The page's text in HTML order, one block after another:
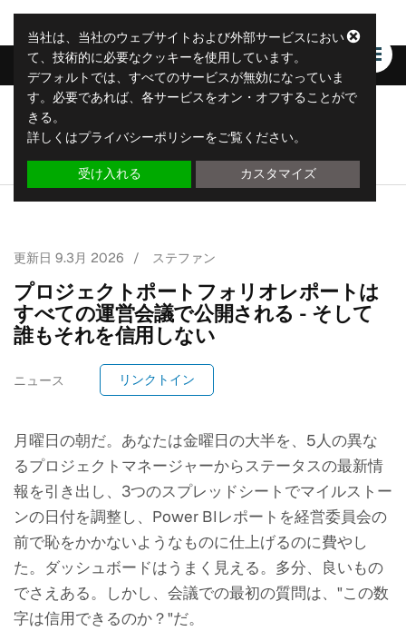
リープ・レポーティング・ソリューション
更新日 9.3月 2026 / ステファン
プロジェクトポートフォリオレポートは
すべての運営会議で公開される - そして
誰もそれを信用しない
ニュース リンクトイン
月曜日の朝だ。あなたは金曜日の大半を、5人の異な
るプロジェクトマネージャーからステータスの最新情
報を引き出し、3つのスプレッドシートでマイルストー
ンの日付を調整し、Power BIレポートを経営委員会の
前で恥をかかないようなものに仕上げるのに費やし
た。ダッシュボードはうまく見える。多分、良いもの
でさえある。しかし、会議での最初の質問は、"この数
字は信用できるのか？"だ。
当社は、当社のウェブサイトおよび外部サービスにおい
て、技術的に必要なクッキーを使用しています。
デフォルトでは、すべてのサービスが無効になっていま
す。必要であれば、各サービスをオン・オフすることがで
きる。
詳しくはプライバシーポリシーをご覧ください。
受け入れる カスタマイズ